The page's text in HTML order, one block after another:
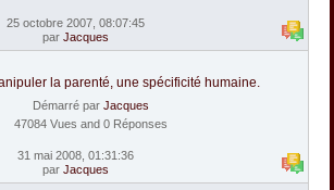
25 octobre 2007, 08:07:45
par Jacques
la parenté, une spécificité humaine.
Démarré par Jacques
47084 Vues and 0 Réponses
31 mai 2008, 01:31:36
par Jacques